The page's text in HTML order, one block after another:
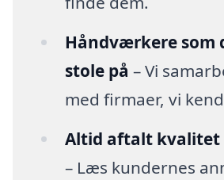
Håndværkere som
stole på – Vi
med firmaer, vi
Altid aftalt kvalitet
– Læs kundernes